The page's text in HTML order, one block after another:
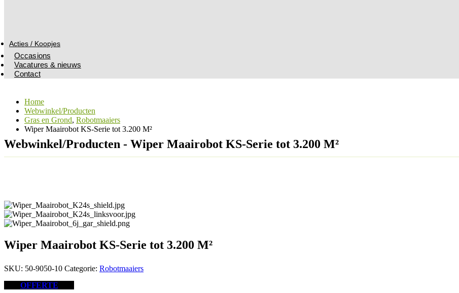
Acties / Koopjes
Occasions
Vacatures & nieuws
Contact
Home
Webwinkel/Producten
Gras en Grond, Robotmaaiers
Wiper Maairobot KS-Serie tot 3.200 M²
Webwinkel/Producten - Wiper Maairobot KS-Serie tot 3.200 M²
Wiper Maairobot KS-Serie tot 3.200 M²
SKU: 50-9050-10 Categorie: Robotmaaiers
OFFERTE